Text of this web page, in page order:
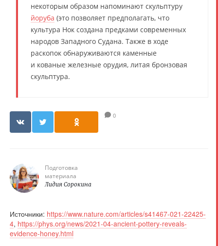
некоторым образом напоминают скульптуру
йоруба (это позволяет предполагать, что
культура Нок создана предками современных
народов Западного Судана. Также в ходе
раскопок обнаруживаются каменные
и кованые железные орудия, литая бронзовая
скульптура.
0
Подготовка
материала
Лидия Сорокина
Источники: https://www.nature.com/articles/s41467-021-22425-
4, https://phys.org/news/2021-04-ancient-pottery-reveals-
evidence-honey.html